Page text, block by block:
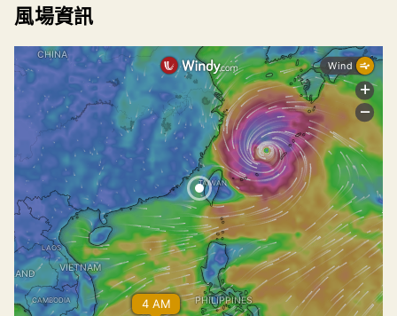
風場資訊